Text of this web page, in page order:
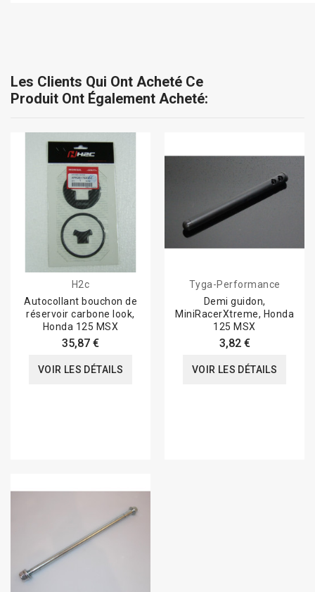
Les Clients Qui Ont Acheté Ce
Produit Ont Également Acheté:
H2c
Autocollant bouchon de
réservoir carbone look,
Honda 125 MSX
35,87 €
VOIR LES DÉTAILS
Tyga-Performance
Demi guidon,
MiniRacerXtreme, Honda
125 MSX
3,82 €
VOIR LES DÉTAILS